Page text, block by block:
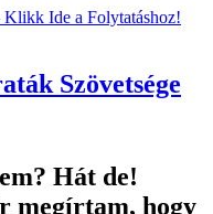
Klikk Ide a Folytatáshoz!
Szövetsége
Hát de!
megírtam, hogy